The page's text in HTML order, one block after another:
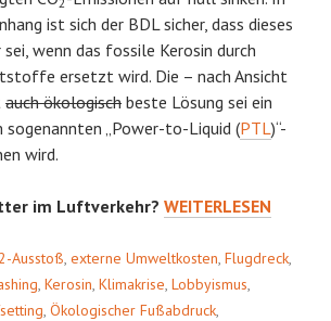
ist sich der BDL sicher, dass dieses
wenn das fossile Kerosin durch
ersetzt wird. Die – nach Ansicht
auch ökologisch beste Lösung sei ein
„Power-to-Liquid (PTL)“-
wird.
im Luftverkehr? SCHEINLÖSUNG
WEITERLESEN
Ausstoß externe Umweltkosten Flugdreck
Kerosin Klimakrise Lobbyismus
Ökologischer Fußabdruck